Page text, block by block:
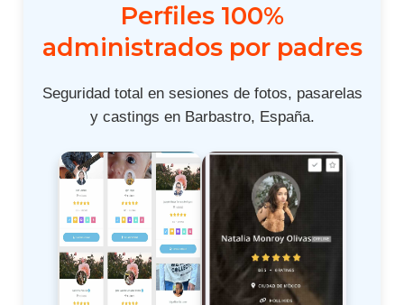
Perfiles 100%
administrados por padres
Seguridad total en sesiones de fotos, pasarelas
y castings en Barbastro, España.